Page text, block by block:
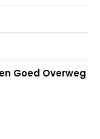
Goed Overweg